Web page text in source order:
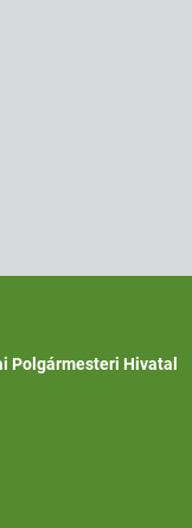
Polgármesteri Hivatal